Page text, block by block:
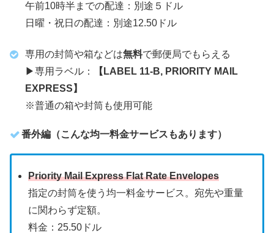
午前10時半までの配達：別途５ドル
日曜・祝日の配達：別途12.50ドル
専用の封筒や箱などは無料で郵便局でもらえる
▶︎専用ラベル：
【LABEL 11-B, PRIORITY MAIL
EXPRESS】
※普通の箱や封筒も使用可能
番外編（こんな均一料金サービスもあります）
Priority Mail Express Flat Rate Envelopes
指定の封筒を使う均一料金サービス。宛先や重量
に関わらず定額。
料金：25.50ドル